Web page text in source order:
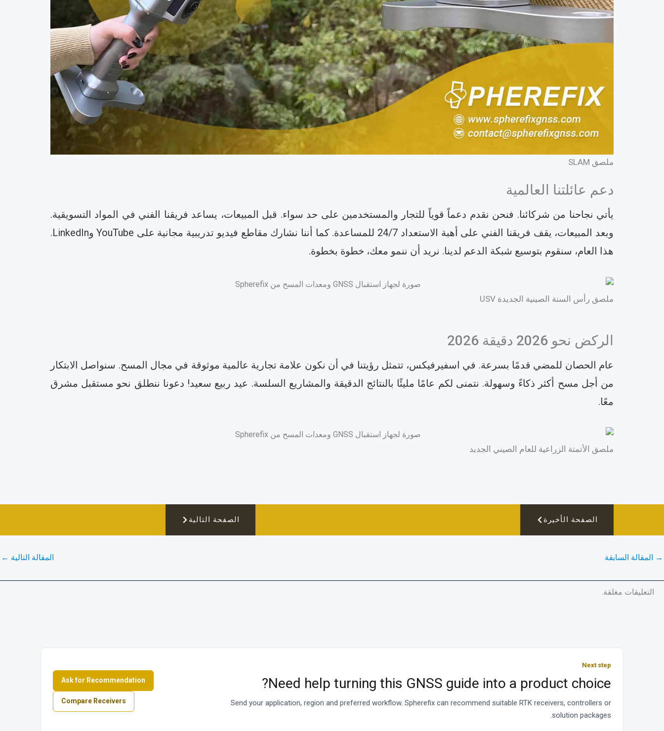
ملصق SLAM
دعم عائلتنا العالمية
يأتي نجاحنا من شركائنا. فنحن نقدم دعماً قوياً للتجار والمستخدمين على حد سواء. قبل المبيعات، يساعد فريقنا الفني في المواد التسويقية.
وبعد المبيعات، يقف فريقنا الفني على أهبة الاستعداد 24/7 للمساعدة. كما أننا نشارك مقاطع فيديو تدريبية مجانية على YouTube وLinkedIn.
هذا العام، سنقوم بتوسيع شبكة الدعم لدينا. نريد أن ننمو معك، خطوة بخطوة.
ملصق رأس السنة الصينية الجديدة USV
الركض نحو 2026 دقيقة 2026
عام الحصان للمضي قدمًا بسرعة. في اسفيرفيكس، تتمثل رؤيتنا في أن نكون علامة تجارية عالمية موثوقة في مجال المسح. سنواصل الابتكار
من أجل مسح أكثر ذكاءً وسهولة. نتمنى لكم عامًا مليئًا بالنتائج الدقيقة والمشاريع السلسة. عيد ربيع سعيد! دعونا ننطلق نحو مستقبل مشرق
معًا.
ملصق الأتمتة الزراعية للعام الصيني الجديد
الصفحة الأخيرة الصفحة التالية
→ المقالة السابقة المقالة التالية ←
التعليقات مغلقة.
Next step
Need help turning this GNSS guide into a product choice?
Send your application, region and preferred workflow. Spherefix can recommend suitable RTK receivers, controllers or
solution packages.
Ask for Recommendation
Compare Receivers